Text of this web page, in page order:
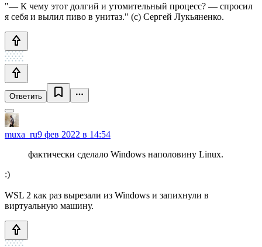
"— К чему этот долгий и утомительный процесс? — спросил
я себя и вылил пиво в унитаз." (c) Сергей Лукьяненко.
Ответить
muxa_ru9 фев 2022 в 14:54
фактически сделало Windows наполовину Linux.
:)
WSL 2 как раз вырезали из Windows и запихнули в
виртуальную машину.